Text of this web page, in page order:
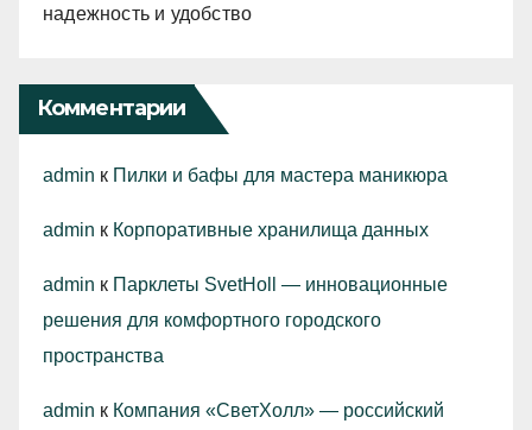
надежность и удобство
Комментарии
admin к Пилки и бафы для мастера маникюра
admin к Корпоративные хранилища данных
admin к Парклеты SvetHoll — инновационные
решения для комфортного городского
пространства
admin к Компания «СветХолл» — российский